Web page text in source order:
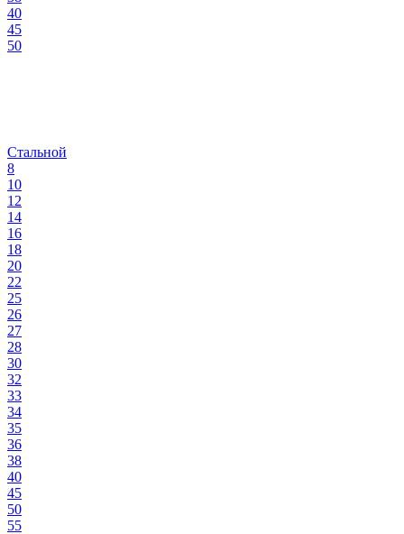
40
45
50
Стальной
8
10
12
14
16
18
20
22
25
26
27
28
30
32
33
34
35
36
38
40
45
50
55